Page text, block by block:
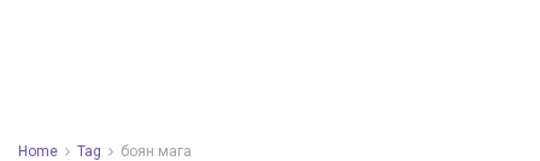
Home Tag боян мага